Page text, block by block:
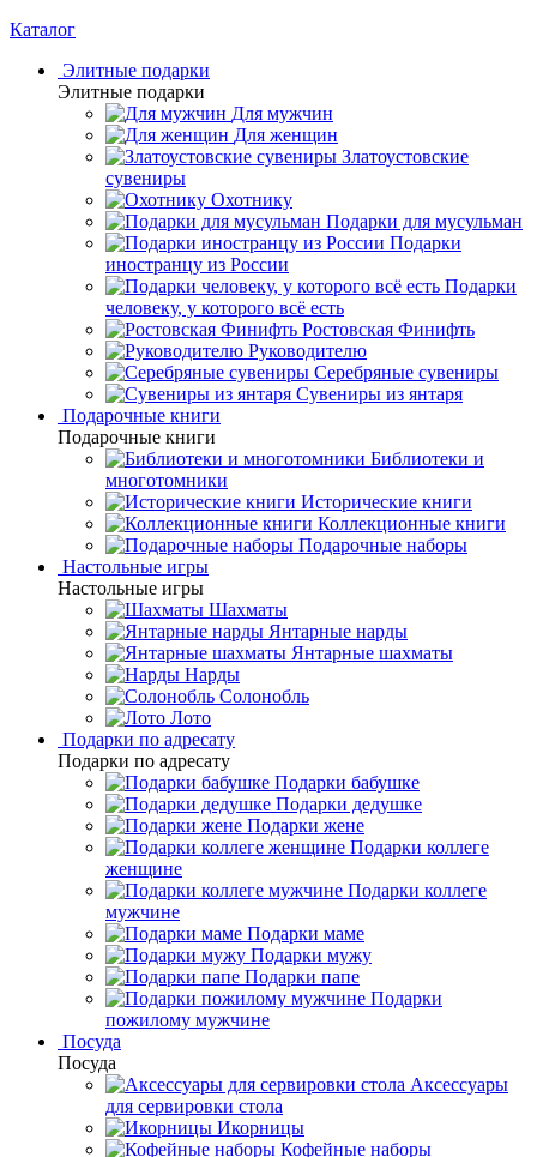
Каталог
Элитные подарки
Элитные подарки
Для мужчин
Для женщин
Златоустовские
сувениры
Охотнику
Подарки для мусульман
Подарки
иностранцу из России
Подарки
человеку, у которого всё есть
Ростовская Финифть
Руководителю
Серебряные сувениры
Сувениры из янтаря
Подарочные книги
Подарочные книги
Библиотеки и
многотомники
Исторические книги
Коллекционные книги
Подарочные наборы
Настольные игры
Настольные игры
Шахматы
Янтарные нарды
Янтарные шахматы
Нарды
Солонобль
Лото
Подарки по адресату
Подарки по адресату
Подарки бабушке
Подарки дедушке
Подарки жене
Подарки коллеге
женщине
Подарки коллеге
мужчине
Подарки маме
Подарки мужу
Подарки папе
Подарки
пожилому мужчине
Посуда
Посуда
Аксессуары
для сервировки стола
Икорницы
Кофейные наборы